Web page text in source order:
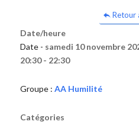
Retour
Date/heure
Date - samedi 10 novembre
20:30 - 22:30
Groupe : AA Humilité
Catégories